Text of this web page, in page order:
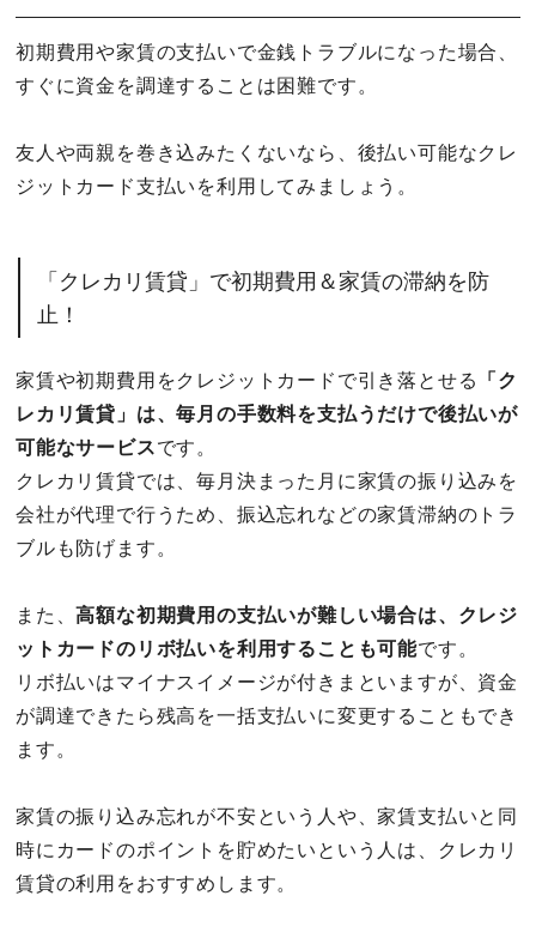
初期費用や家賃の支払いで金銭トラブルになった場合、
すぐに資金を調達することは困難です。
友人や両親を巻き込みたくないなら、後払い可能なクレ
ジットカード支払いを利用してみましょう。
「クレカリ賃貸」で初期費用＆家賃の滞納を防
止！
家賃や初期費用をクレジットカードで引き落とせる 「ク
レカリ賃貸」は、毎月の手数料を支払うだけで後払いが
可能なサービスです。
クレカリ賃貸では、毎月決まった月に家賃の振り込みを
会社が代理で行うため、振込忘れなどの家賃滞納のトラ
ブルも防げます。
また、高額な初期費用の支払いが難しい場合は、クレジ
ットカードのリボ払いを利用することも可能です。
リボ払いはマイナスイメージが付きまといますが、資金
が調達できたら残高を一括支払いに変更することもでき
ます。
家賃の振り込み忘れが不安という人や、家賃支払いと同
時にカードのポイントを貯めたいという人は、クレカリ
賃貸の利用をおすすめします。